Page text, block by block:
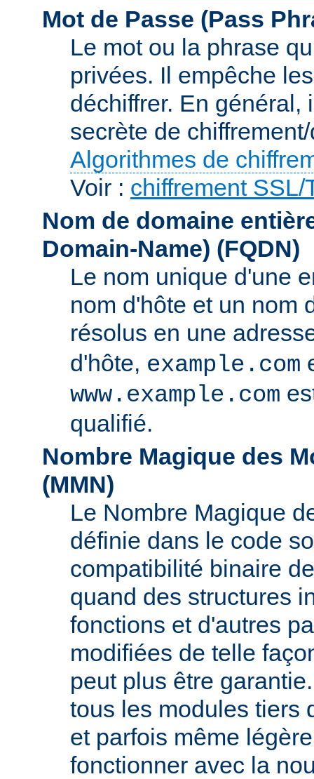
Mot de Passe (Pass
Le mot ou la phrase
privées. Il empêche
déchiffrer. En général,
secrète de
Algorithmes de
Voir : chiffrement SSL/
Nom de domaine
Domain-Name) (FQDN)
Le nom unique d'une
nom d'hôte et un nom
résolus en une
d'hôte, example.com
www.example.com
qualifié.
Nombre Magique des
(MMN)
Le Nombre Magique
définie dans le code
compatibilité binaire
quand des structures
fonctions et d'autres
modifiées de telle
peut plus être
tous les modules tiers
et parfois même
fonctionner avec la